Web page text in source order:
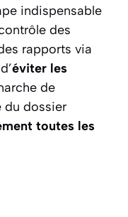
indispensable
des
rapports via
éviter les
de
du dossier
toutes les